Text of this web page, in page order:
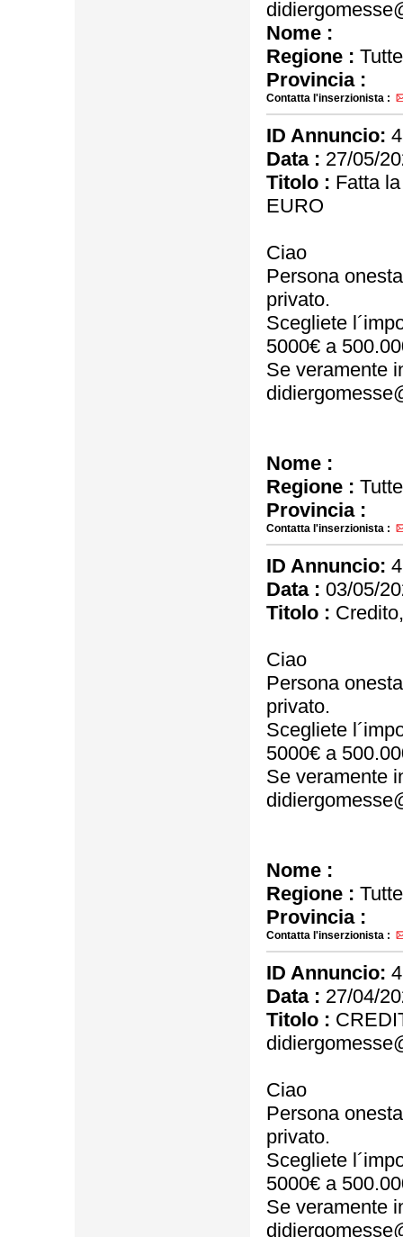
Nome :
Regione :
Provincia :
Contatta l'inserzionista :
ID Annuncio:
Data : 27/05/
Titolo : Fatta
EURO
Ciao
Persona
privato.
Scegliete
5000€ a
Se veramente
Nome :
Regione :
Provincia :
Contatta l'inserzionista :
ID Annuncio:
Data : 03/05/
Titolo :
Ciao
Persona
privato.
Scegliete
5000€ a
Se veramente
Nome :
Regione :
Provincia :
Contatta l'inserzionista :
ID Annuncio:
Data : 27/04/
Titolo :
Ciao
Persona
privato.
Scegliete
5000€ a
Se veramente